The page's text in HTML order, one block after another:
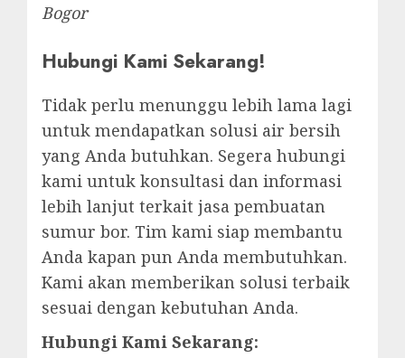
Bogor
Hubungi Kami Sekarang!
Tidak perlu menunggu lebih lama lagi
untuk mendapatkan solusi air bersih
yang Anda butuhkan. Segera hubungi
kami untuk konsultasi dan informasi
lebih lanjut terkait jasa pembuatan
sumur bor. Tim kami siap membantu
Anda kapan pun Anda membutuhkan.
Kami akan memberikan solusi terbaik
sesuai dengan kebutuhan Anda.
Hubungi Kami Sekarang: